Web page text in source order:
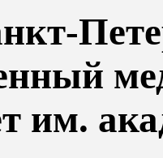
им.